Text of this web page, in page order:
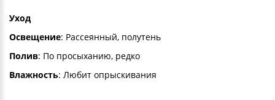
Уход
Освещение: Рассеянный, полутень
Полив: По просыханию, редко
Влажность: Любит опрыскивания